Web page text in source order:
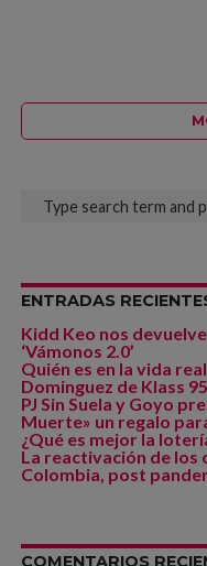
ENTRADAS
Kidd Keo nos
‘Vámonos 2.0’
Quién es en la vida
Dominguez de Klass 95
PJ Sin Suela y Goyo
Muerte» un regalo
¿Qué es mejor la
La reactivación de los
Colombia, post
COMENTARIOS